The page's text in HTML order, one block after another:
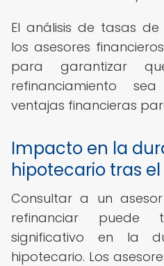
El análisis de tasas
los asesores
para garantizar
refinanciamiento
ventajas financieras
Impacto en la
hipotecario tras
Consultar a un
refinanciar puede
significativo en la
hipotecario. Los